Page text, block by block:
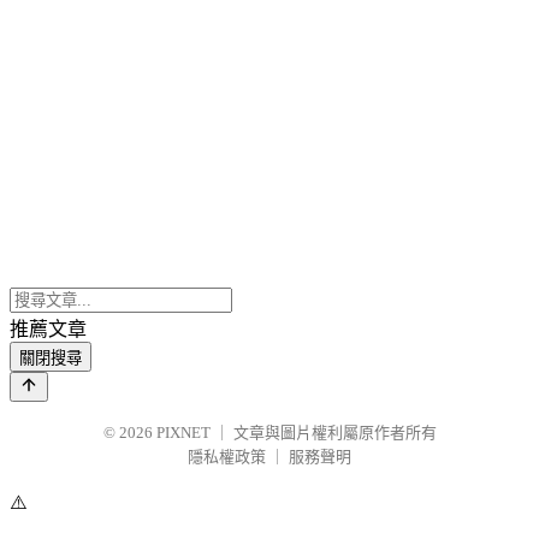
推薦文章
關閉搜尋
© 2026 PIXNET
文章與圖片權利屬原作者所有
隱私權政策
服務聲明
⚠️